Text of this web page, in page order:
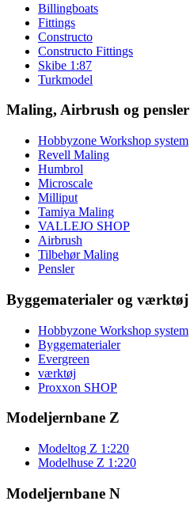
Billingboats
Fittings
Constructo
Constructo Fittings
Skibe 1:87
Turkmodel
Maling, Airbrush og pensler
Hobbyzone Workshop system
Revell Maling
Humbrol
Microscale
Milliput
Tamiya Maling
VALLEJO SHOP
Airbrush
Tilbehør Maling
Pensler
Byggematerialer og værktøj
Hobbyzone Workshop system
Byggematerialer
Evergreen
værktøj
Proxxon SHOP
Modeljernbane Z
Modeltog Z 1:220
Modelhuse Z 1:220
Modeljernbane N